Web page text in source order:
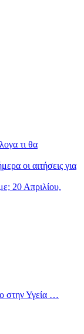
τι θα
οι αιτήσεις για
20 Απριλίου,
στην Υγεία …